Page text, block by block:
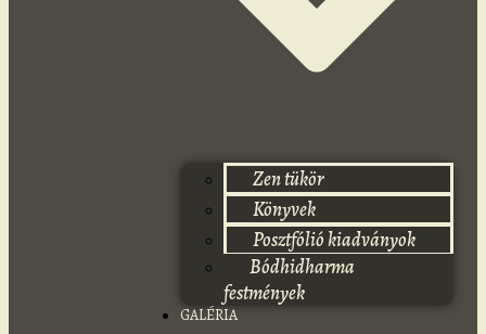
Zen tükör
Könyvek
Posztfólió kiadványok
Bódhidharma
festmények
GALÉRIA